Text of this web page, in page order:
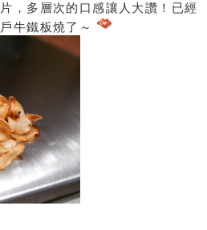
，多層次的口感讓人大讚！已經
牛鐵板燒了～